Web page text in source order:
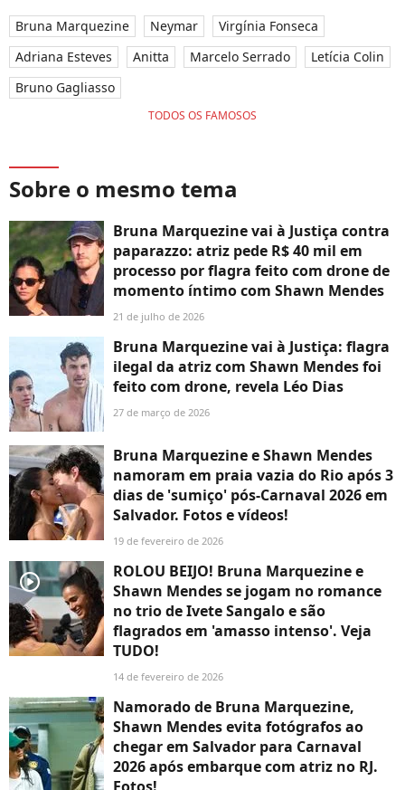
Bruna Marquezine Neymar
Virgínia Fonseca
Adriana Esteves
Anitta Marcelo Serrado
Letícia Colin
Bruno Gagliasso
TODOS OS FAMOSOS
Sobre o mesmo tema
Bruna Marquezine vai à Justiça contra
paparazzo: atriz pede R$ 40 mil em
processo por flagra feito com drone de
momento íntimo com Shawn Mendes
21 de julho de 2026
Bruna Marquezine vai à Justiça: flagra
ilegal da atriz com Shawn Mendes foi
feito com drone, revela Léo Dias
27 de março de 2026
Bruna Marquezine e Shawn Mendes
namoram em praia vazia do Rio após 3
dias de 'sumiço' pós-Carnaval 2026 em
Salvador. Fotos e vídeos!
19 de fevereiro de 2026
player2
ROLOU BEIJO! Bruna Marquezine e
Shawn Mendes se jogam no romance
no trio de Ivete Sangalo e são
flagrados em 'amasso intenso'. Veja
TUDO!
14 de fevereiro de 2026
Namorado de Bruna Marquezine,
Shawn Mendes evita fotógrafos ao
chegar em Salvador para Carnaval
2026 após embarque com atriz no RJ.